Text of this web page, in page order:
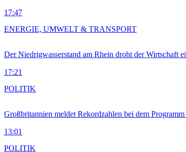
17:47
Der Niedrigwasserstand am Rhein droht der Wirtschaft
17:21
ENERGIE, UMWELT & TRANSPORT
Großbritannien meldet Rekordzahlen bei dem
13:01
POLITIK
POLITIK